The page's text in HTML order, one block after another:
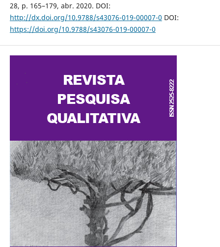
28, p. 165–179, abr. 2020. DOI:
http://dx.doi.org/10.9788/s43076-019-00007-0 DOI:
https://doi.org/10.9788/s43076-019-00007-0